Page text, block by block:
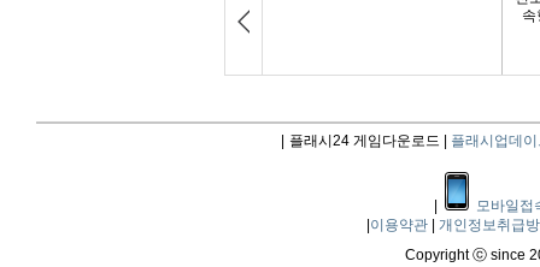
플래시24 게임다운로드 | 플래시업데이
모바일접
이용약관
개인정보취급
Copyright ⓒ since